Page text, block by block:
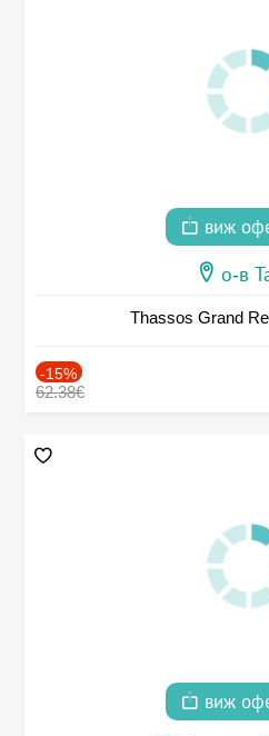
виж
о-в
Thassos Grand
-15%
62.38€
виж